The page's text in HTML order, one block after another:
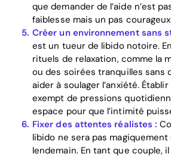
que demander de l’aide n’est
faiblesse mais un pas
Créer un environnement sans
est un tueur de libido notoire.
rituels de relaxation, comme la
ou des soirées tranquilles sans
aider à soulager l’anxiété.
exempt de pressions
espace pour que l’intimité
Fixer des attentes réalistes :
libido ne sera pas
lendemain. En tant que couple,